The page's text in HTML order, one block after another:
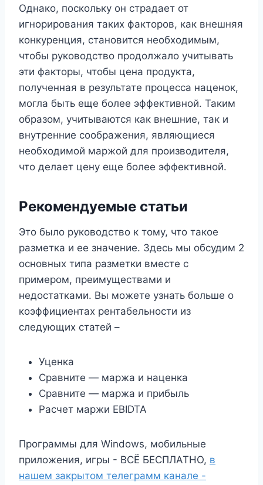
Однако, поскольку он страдает от
игнорирования таких факторов, как внешняя
конкуренция, становится необходимым,
чтобы руководство продолжало учитывать
эти факторы, чтобы цена продукта,
полученная в результате процесса наценок,
могла быть еще более эффективной. Таким
образом, учитываются как внешние, так и
внутренние соображения, являющиеся
необходимой маржой для производителя,
что делает цену еще более эффективной.
Рекомендуемые статьи
Это было руководство к тому, что такое
разметка и ее значение. Здесь мы обсудим 2
основных типа разметки вместе с
примером, преимуществами и
недостатками. Вы можете узнать больше о
коэффициентах рентабельности из
следующих статей –
Уценка
Сравните — маржа и наценка
Сравните — маржа и прибыль
Расчет маржи EBIDTA
Программы для Windows, мобильные
приложения, игры - ВСЁ БЕСПЛАТНО, в
нашем закрытом телеграмм канале -